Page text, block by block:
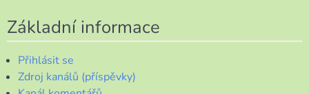
Základní informace
Přihlásit se
Zdroj kanálů (příspěvky)